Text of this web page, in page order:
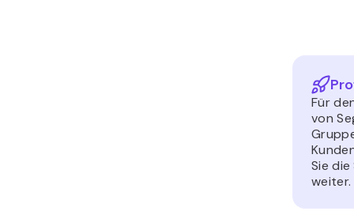
Für
von
Sie
weiter.